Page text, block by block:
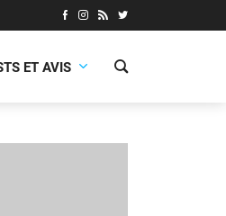
ET AVIS